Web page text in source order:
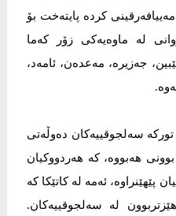
کردە پایتەخت بۆ
لە ماوەیەکی زۆر کەما
جەزیرە، مەعدەن، ئامەد،
سەلجوقییەکان دەوڵەتی
هەبووە، کە هەردووکیان
پێهێنراوە، ئەمە لە کاتێکا کە
لە سەلجوقییەکان.